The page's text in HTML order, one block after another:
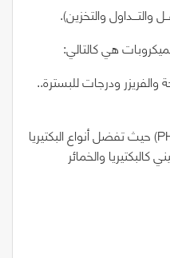
والتـــداول والتخزين).
والفريزر ودرجات للبسترة..
حيث تفضل أنواع البكتيريا
والخمائر